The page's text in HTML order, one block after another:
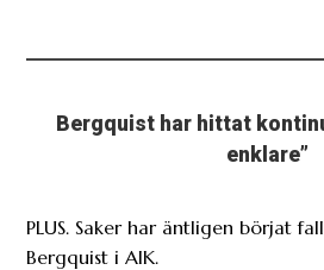
Bergquist har hittat